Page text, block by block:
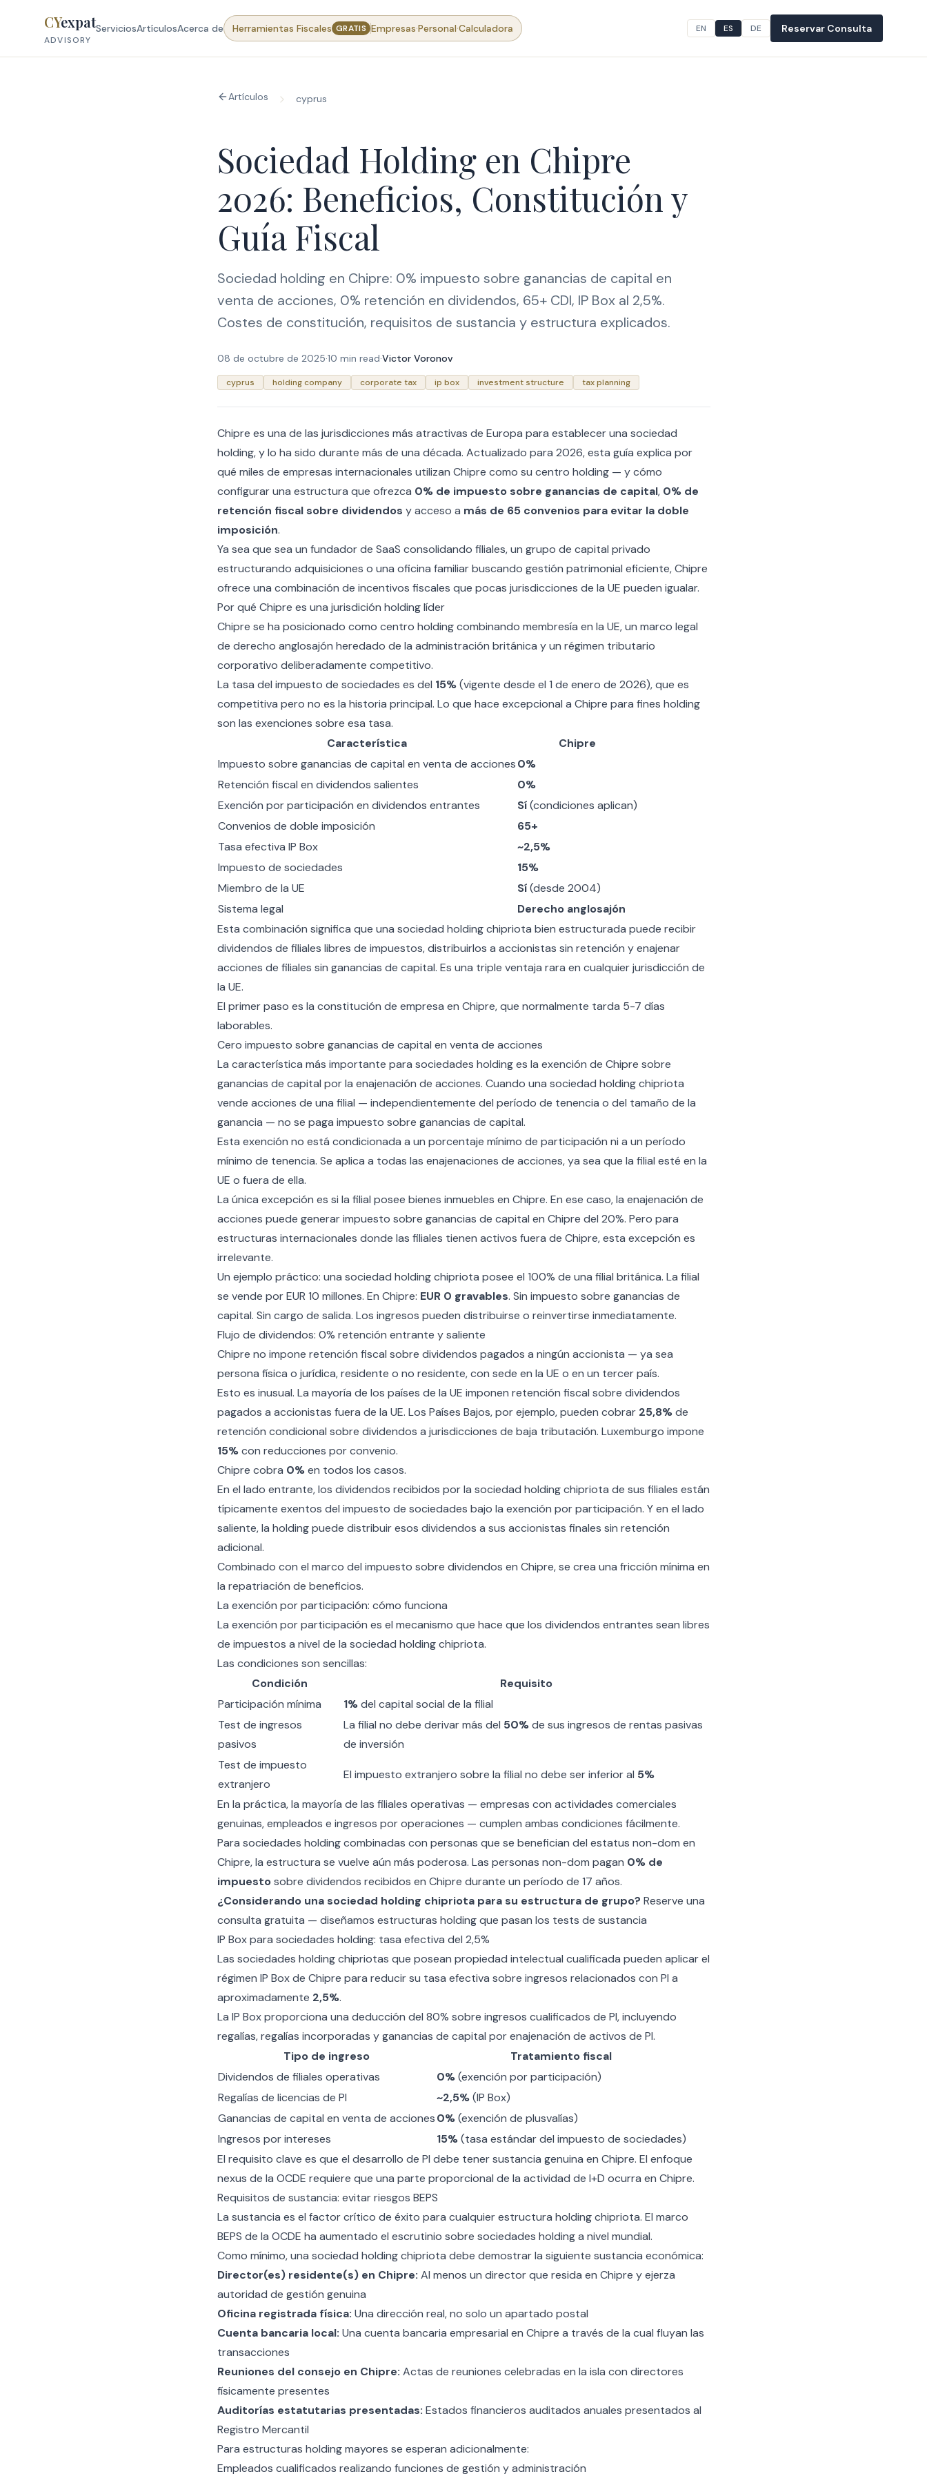
CYexpat
ADVISORY
ServiciosArtículosAcerca de Herramientas Fiscales GRATIS Empresas·Personal·Calculadora EN ES DE Reservar Consulta
Artículos cyprus
Sociedad Holding en Chipre
2026: Beneficios, Constitución y
Guía Fiscal
Sociedad holding en Chipre: 0% impuesto sobre ganancias de capital en
venta de acciones, 0% retención en dividendos, 65+ CDI, IP Box al 2,5%.
Costes de constitución, requisitos de sustancia y estructura explicados.
08 de octubre de 2025·10 min read·Victor Voronov
cyprus holding company corporate tax ip box investment structure tax planning
Chipre es una de las jurisdicciones más atractivas de Europa para establecer una sociedad
holding, y lo ha sido durante más de una década. Actualizado para 2026, esta guía explica por
qué miles de empresas internacionales utilizan Chipre como su centro holding — y cómo
configurar una estructura que ofrezca 0% de impuesto sobre ganancias de capital, 0% de
retención fiscal sobre dividendos y acceso a más de 65 convenios para evitar la doble
imposición.
Ya sea que sea un fundador de SaaS consolidando filiales, un grupo de capital privado
estructurando adquisiciones o una oficina familiar buscando gestión patrimonial eficiente, Chipre
ofrece una combinación de incentivos fiscales que pocas jurisdicciones de la UE pueden igualar.
Por qué Chipre es una jurisdición holding líder
Chipre se ha posicionado como centro holding combinando membresía en la UE, un marco legal
de derecho anglosajón heredado de la administración británica y un régimen tributario
corporativo deliberadamente competitivo.
La tasa del impuesto de sociedades es del 15%(vigente desde el 1 de enero de 2026), que es
competitiva pero no es la historia principal. Lo que hace excepcional a Chipre para fines holding
son las exenciones sobre esa tasa.
Característica
Chipre
Impuesto sobre ganancias de capital en venta de acciones0%
Retención fiscal en dividendos salientes
0%
Exención por participación en dividendos entrantes
Sí(condiciones aplican)
Convenios de doble imposición
65+
Tasa efectiva IP Box
~2,5%
Impuesto de sociedades
15%
Miembro de la UE
Sí(desde 2004)
Sistema legal
Derecho anglosajón
Esta combinación significa que una sociedad holding chipriota bien estructurada puede recibir
dividendos de filiales libres de impuestos, distribuirlos a accionistas sin retención y enajenar
acciones de filiales sin ganancias de capital. Es una triple ventaja rara en cualquier jurisdicción de
la UE.
El primer paso es la constitución de empresa en Chipre, que normalmente tarda 5-7 días
laborables.
Cero impuesto sobre ganancias de capital en venta de acciones
La característica más importante para sociedades holding es la exención de Chipre sobre
ganancias de capital por la enajenación de acciones. Cuando una sociedad holding chipriota
vende acciones de una filial — independientemente del período de tenencia o del tamaño de la
ganancia — no se paga impuesto sobre ganancias de capital.
Esta exención no está condicionada a un porcentaje mínimo de participación ni a un período
mínimo de tenencia. Se aplica a todas las enajenaciones de acciones, ya sea que la filial esté en la
UE o fuera de ella.
La única excepción es si la filial posee bienes inmuebles en Chipre. En ese caso, la enajenación de
acciones puede generarimpuesto sobre ganancias de capital en Chipre del 20%. Pero para
estructuras internacionales donde las filiales tienen activos fuera de Chipre, esta excepción es
irrelevante.
Un ejemplo práctico: una sociedad holding chipriota posee el 100% de una filial británica. La filial
se vende por EUR 10 millones. En Chipre: EUR 0 gravables. Sin impuesto sobre ganancias de
capital. Sin cargo de salida. Los ingresos pueden distribuirse o reinvertirse inmediatamente.
Flujo de dividendos: 0% retención entrante y saliente
Chipre no impone retención fiscal sobre dividendos pagados a ningún accionista — ya sea
persona física o jurídica, residente o no residente, con sede en la UE o en un tercer país.
Esto es inusual. La mayoría de los países de la UE imponen retención fiscal sobre dividendos
pagados a accionistas fuera de la UE. Los Países Bajos, por ejemplo, pueden cobrar 25,8%de
retención condicional sobre dividendos a jurisdicciones de baja tributación. Luxemburgo impone
15%con reducciones por convenio.
Chipre cobra 0%en todos los casos.
En el lado entrante, los dividendos recibidos por la sociedad holding chipriota de sus filiales están
típicamente exentos del impuesto de sociedades bajo la exención por participación. Y en el lado
saliente, la holding puede distribuir esos dividendos a sus accionistas finales sin retención
adicional.
Combinado con el marco del impuesto sobre dividendos en Chipre, se crea una fricción mínima en
la repatriación de beneficios.
La exención por participación: cómo funciona
La exención por participación es el mecanismo que hace que los dividendos entrantes sean libres
de impuestos a nivel de la sociedad holding chipriota.
Las condiciones son sencillas:
Condición
Requisito
Participación mínima
1%del capital social de la filial
Test de ingresos
pasivos
La filial no debe derivar más del 50%de sus ingresos de rentas pasivas
de inversión
Test de impuesto
extranjero
El impuesto extranjero sobre la filial no debe ser inferior al 5%
En la práctica, la mayoría de las filiales operativas — empresas con actividades comerciales
genuinas, empleados e ingresos por operaciones — cumplen ambas condiciones fácilmente.
Para sociedades holding combinadas con personas que se benefician del estatus non-dom en
Chipre, la estructura se vuelve aún más poderosa. Las personas non-dom pagan 0% de
impuestosobre dividendos recibidos en Chipre durante un período de 17 años.
¿Considerando una sociedad holding chipriota para su estructura de grupo? Reserve una
consulta gratuita — diseñamos estructuras holding que pasan los tests de sustancia
IP Box para sociedades holding: tasa efectiva del 2,5%
Las sociedades holding chipriotas que posean propiedad intelectual cualificada pueden aplicar el
régimen IP Box de Chipre para reducir su tasa efectiva sobre ingresos relacionados con PI a
aproximadamente 2,5%.
La IP Box proporciona una deducción del 80% sobre ingresos cualificados de PI, incluyendo
regalías, regalías incorporadas y ganancias de capital por enajenación de activos de PI.
Tipo de ingreso
Tratamiento fiscal
Dividendos de filiales operativas
0%(exención por participación)
Regalías de licencias de PI
~2,5%(IP Box)
Ganancias de capital en venta de acciones0%(exención de plusvalías)
Ingresos por intereses
15%(tasa estándar del impuesto de sociedades)
El requisito clave es que el desarrollo de PI debe tener sustancia genuina en Chipre. El enfoque
nexus de la OCDE requiere que una parte proporcional de la actividad de I+D ocurra en Chipre.
Requisitos de sustancia: evitar riesgos BEPS
La sustancia es el factor crítico de éxito para cualquier estructura holding chipriota. El marco
BEPS de la OCDE ha aumentado el escrutinio sobre sociedades holding a nivel mundial.
Como mínimo, una sociedad holding chipriota debe demostrar la siguiente sustancia económica:
Director(es) residente(s) en Chipre: Al menos un director que resida en Chipre y ejerza
autoridad de gestión genuina
Oficina registrada física: Una dirección real, no solo un apartado postal
Cuenta bancaria local: Una cuenta bancaria empresarial en Chipre a través de la cual fluyan las
transacciones
Reuniones del consejo en Chipre: Actas de reuniones celebradas en la isla con directores
físicamente presentes
Auditorías estatutarias presentadas: Estados financieros auditados anuales presentados al
Registro Mercantil
Para estructuras holding mayores se esperan adicionalmente:
Empleados cualificados realizando funciones de gestión y administración